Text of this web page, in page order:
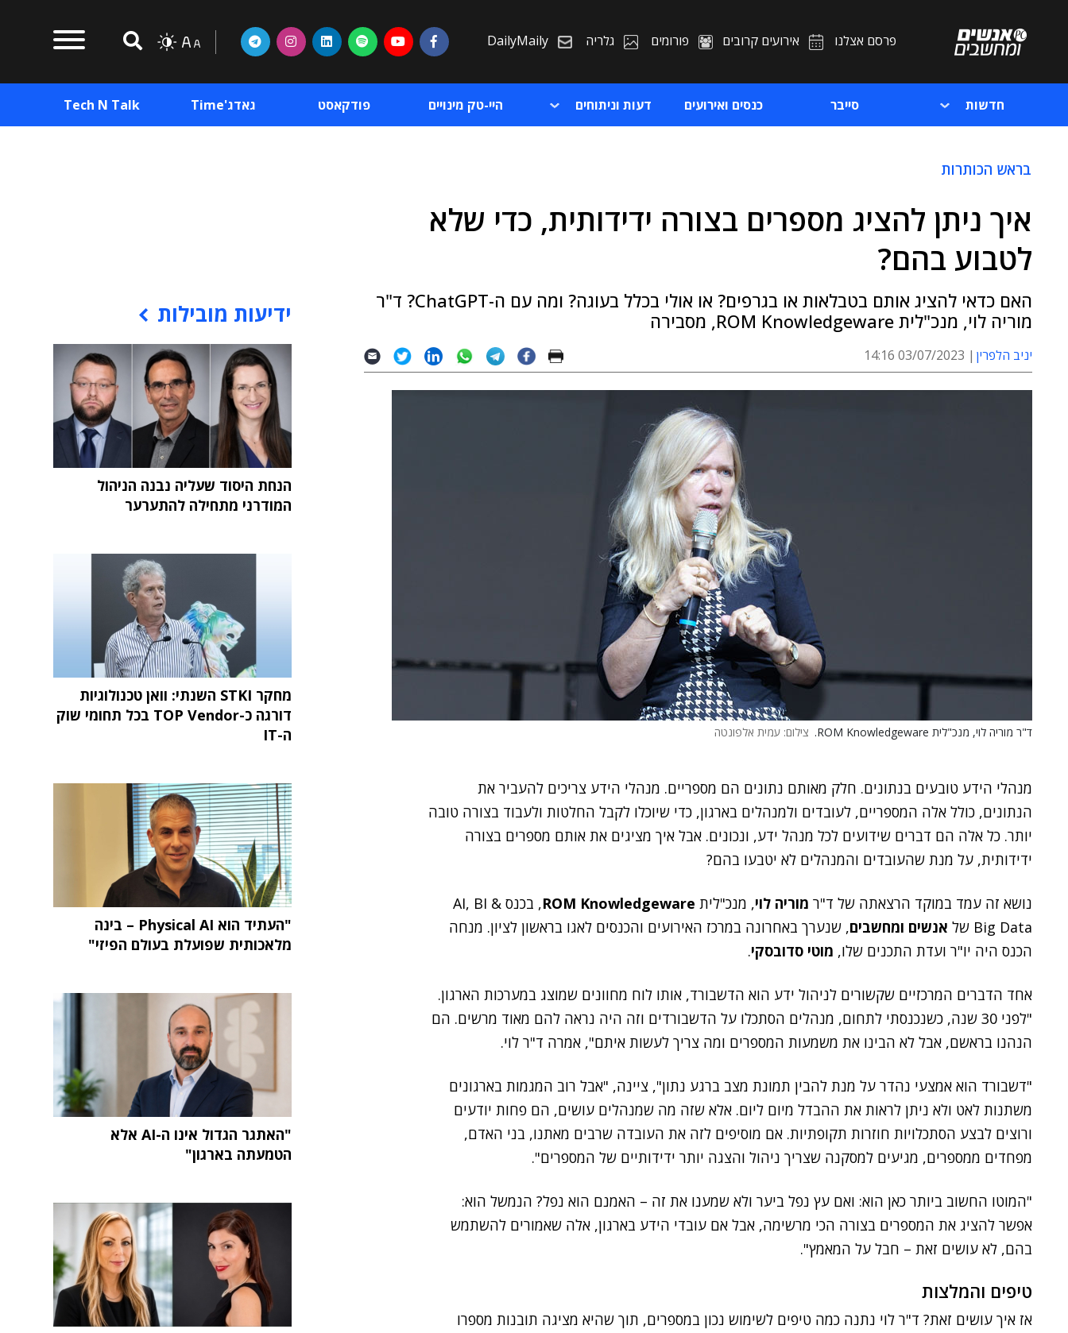
פרסם אצלנו אירועים קרובים פורומים גלריה DailyMaily
חדשות סייבר כנסים ואירועים דעות וניתוחים היי-טק מינויים פודקאסט גאדג'Time Tech N Talk
בראש הכותרות
איך ניתן להציג מספרים בצורה ידידותית, כדי שלא
לטבוע בהם?
האם כדאי להציג אותם בטבלאות או בגרפים? או אולי בכלל בעוגה? ומה עם ה-ChatGPT? ד"ר
מוריה לוי, מנכ"לית ROM Knowledgeware, מסבירה
יניב הלפרין 03/07/2023 14:16
ד"ר מוריה לוי, מנכ"לית ROM Knowledgeware. צילום: עמית אלפונטה
מנהלי הידע טובעים בנתונים. חלק מאותם נתונים הם מספריים. מנהלי הידע צריכים להעביר את
הנתונים, כולל אלה המספריים, לעובדים ולמנהלים בארגון, כדי שיוכלו לקבל החלטות ולעבוד בצורה טובה
יותר. כל אלה הם דברים שידועים לכל מנהל ידע, ונכונים. אבל איך מציגים את אותם מספרים בצורה
ידידותית, על מנת שהעובדים והמנהלים לא יטבעו בהם?
נושא זה עמד במוקד הרצאתה של ד"ר מוריה לוי, מנכ"לית ROM Knowledgeware
, בכנס AI, BI &
Big Data של
אנשים ומחשבים, שנערך באחרונה במרכז האירועים והכנסים לאגו בראשון לציון. מנחה
הכנס היה יו"ר ועדת התכנים שלו, מוטי סדובסקי.
אחד הדברים המרכזיים שקשורים לניהול ידע הוא הדשבורד, אותו לוח מחוונים שמוצג במערכות הארגון.
"לפני 30 שנה, כשנכנסתי לתחום, מנהלים הסתכלו על הדשבורדים וזה היה נראה להם מאוד מרשים. הם
הנהנו בראשם, אבל לא הבינו את משמעות המספרים ומה צריך לעשות איתם", אמרה ד"ר לוי.
"דשבורד הוא אמצעי נהדר על מנת להבין תמונת מצב ברגע נתון", ציינה, "אבל רוב המגמות בארגונים
משתנות לאט ולא ניתן לראות את ההבדל מיום ליום. אלא שזה מה שמנהלים עושים, הם פחות יודעים
ורוצים לבצע הסתכלויות חוזרות תקופתיות. אם מוסיפים לזה את העובדה שרבים מאתנו, בני האדם,
מפחדים ממספרים, מגיעים למסקנה שצריך ניהול והצגה יותר ידידותיים של המספרים".
"המוטו החשוב ביותר כאן הוא: ואם עץ נפל ביער ולא שמענו את זה – האמנם הוא נפל? הנמשל הוא:
אפשר להציג את המספרים בצורה הכי מרשימה, אבל אם עובדי הידע בארגון, אלה שאמורים להשתמש
בהם, לא עושים זאת – חבל על המאמץ".
טיפים והמלצות
אז איך עושים זאת? ד"ר לוי נתנה כמה טיפים לשימוש נכון במספרים, תוך שהיא מציגה תובנות מספרו
ידיעות מובילות
הנחת היסוד שעליה נבנה הניהול
המודרני מתחילה להתערער
מחקר STKI השנתי: וואן טכנולוגיות
דורגה כ-TOP Vendor בכל תחומי שוק
ה-IT
"העתיד הוא Physical AI – בינה
מלאכותית שפועלת בעולם הפיזי"
"האתגר הגדול אינו ה-AI אלא
הטמעתה בארגון"